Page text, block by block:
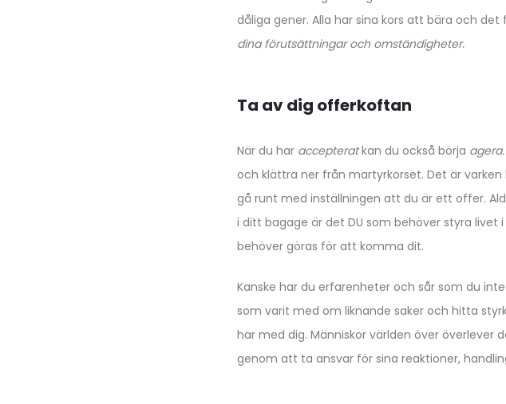
dåliga gener. Alla har sina kors att bära och
dina förutsättningar och omständigheter.
Ta av dig offerkoftan
När du har accepteratkan du också börja agera.
och klättra ner från martyrkorset. Det är
gå runt med inställningen att du är ett offer.
i ditt bagage är det DU som behöver styra
behöver göras för att komma dit.
Kanske har du erfarenheter och sår som du
som varit med om liknande saker och hitta
har med dig. Människor världen över överlever
genom att ta ansvar för sina reaktioner,